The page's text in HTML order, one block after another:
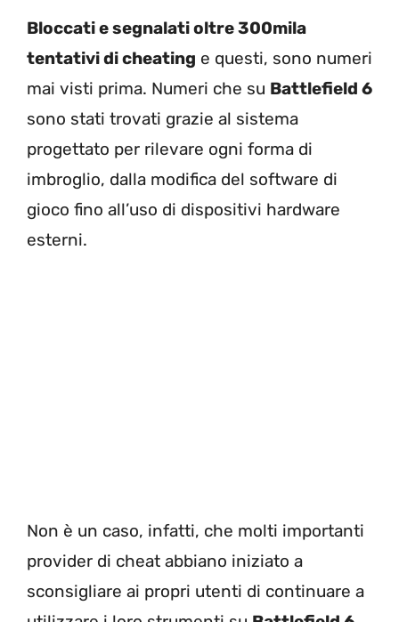
Bloccati e segnalati oltre 300mila
tentativi di cheating e questi, sono numeri
mai visti prima. Numeri che su Battlefield 6
sono stati trovati grazie al sistema
progettato per rilevare ogni forma di
imbroglio, dalla modifica del software di
gioco fino all’uso di dispositivi hardware
esterni.
Non è un caso, infatti, che molti importanti
provider di cheat abbiano iniziato a
sconsigliare ai propri utenti di continuare a